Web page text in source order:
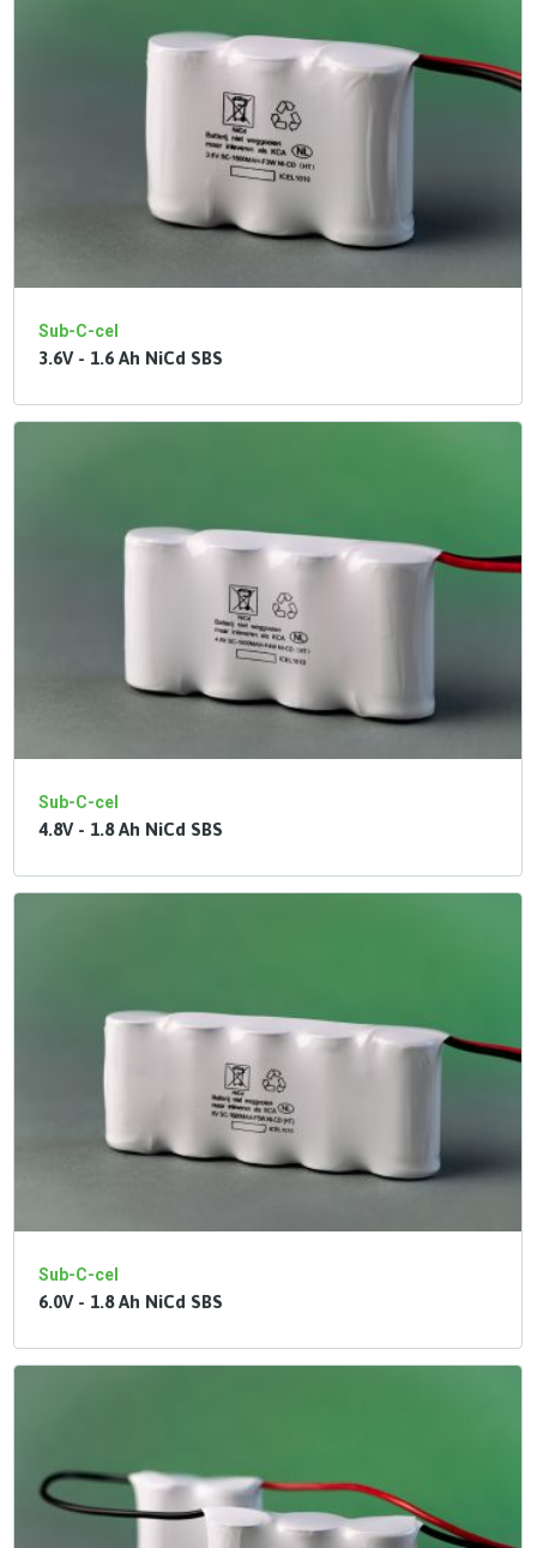
Sub-C-cel
3.6V - 1.6 Ah NiCd SBS
Sub-C-cel
4.8V - 1.8 Ah NiCd SBS
Sub-C-cel
6.0V - 1.8 Ah NiCd SBS